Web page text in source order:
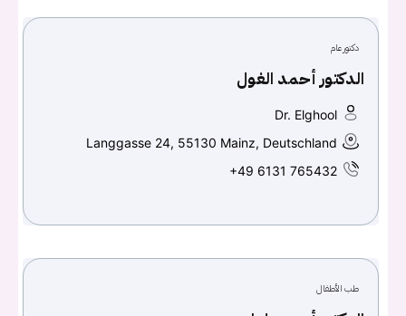
يجب عليك تسجيل الدخول حتى يمكنك طرح سؤال.
اسم المستخدم أو البريد الالكتروني
دكتور عام
الدكتور أحمد الغول
Dr. Elghool
Langgasse 24, 55130 Mainz, Deutschland
+49 6131 765432
طب الأطفال